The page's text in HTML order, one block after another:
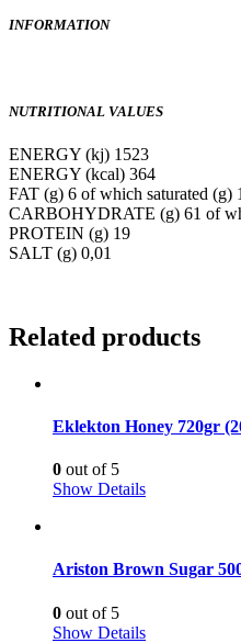
INFORMATION
NUTRITIONAL VALUES
ENERGY (kj) 1523
ENERGY (kcal) 364
FAT (g) 6 of which saturated (g) 1
CARBOHYDRATE (g) 61 of
PROTEIN (g) 19
SALT (g) 0,01
Related products
Eklekton Honey 720gr
0 out of 5
Show Details
Ariston Brown Sugar
0 out of 5
Show Details